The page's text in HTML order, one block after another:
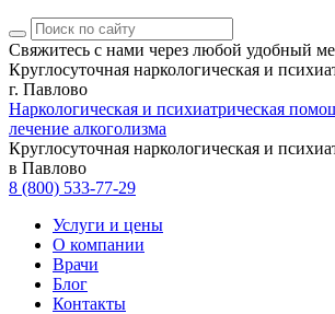
Свяжитесь с нами через любой удобный
Круглосуточная наркологическая и
г. Павлово
Наркологическая и психиатрическая
лечение алкоголизма
Круглосуточная наркологическая и
в Павлово
8 (800) 533-77-29
Услуги и цены
О компании
Врачи
Блог
Контакты